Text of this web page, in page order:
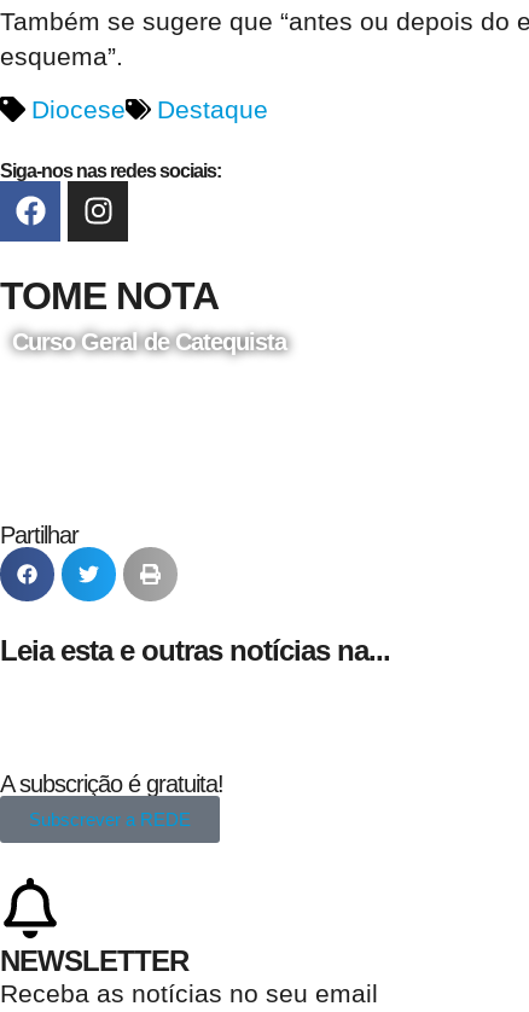
Também se sugere que “antes ou depois do
esquema”.
Diocese
Destaque
Siga-nos nas redes sociais:
TOME NOTA
Curso Geral de Catequista
Partilhar
Leia esta e outras notícias na...
A subscrição é gratuita!
Subscrever a REDE
NEWSLETTER
Receba as notícias no seu email​